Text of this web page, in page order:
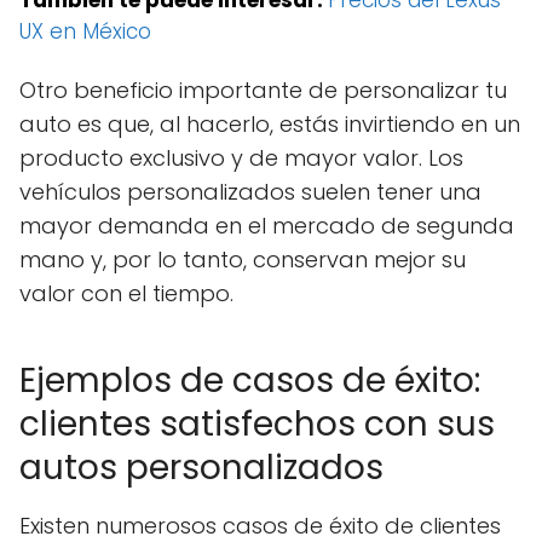
UX en México
Otro beneficio importante de personalizar tu
auto es que, al hacerlo, estás invirtiendo en un
producto exclusivo y de mayor valor. Los
vehículos personalizados suelen tener una
mayor demanda en el mercado de segunda
mano y, por lo tanto, conservan mejor su
valor con el tiempo.
Ejemplos de casos de éxito:
clientes satisfechos con sus
autos personalizados
Existen numerosos casos de éxito de clientes